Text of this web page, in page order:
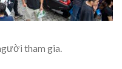
tham gia.